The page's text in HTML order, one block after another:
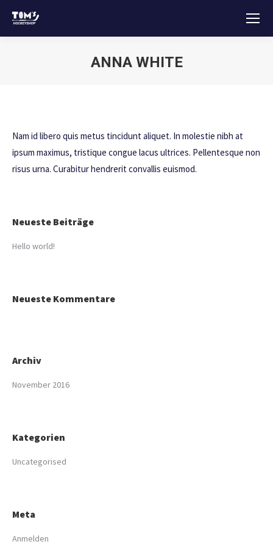
ANNA WHITE
Nam id libero quis metus tincidunt aliquet. In molestie nibh at
ipsum maximus, tristique congue lacus ultrices. Pellentesque non
risus urna. Curabitur hendrerit convallis euismod.
Neueste Beiträge
Hello world!
Neueste Kommentare
Archiv
November 2016
Kategorien
Uncategorised
Meta
Anmelden